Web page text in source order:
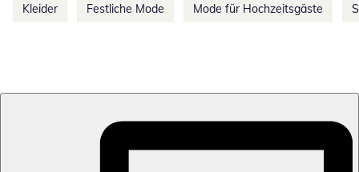
Kleider Festliche Mode Mode für Hochzeitsgäste